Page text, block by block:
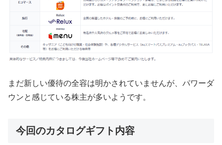
まだ新しい優待の全容は明かされていませんが、パワーダ
ウンと感じている株主が多いようです。
今回のカタログギフト内容